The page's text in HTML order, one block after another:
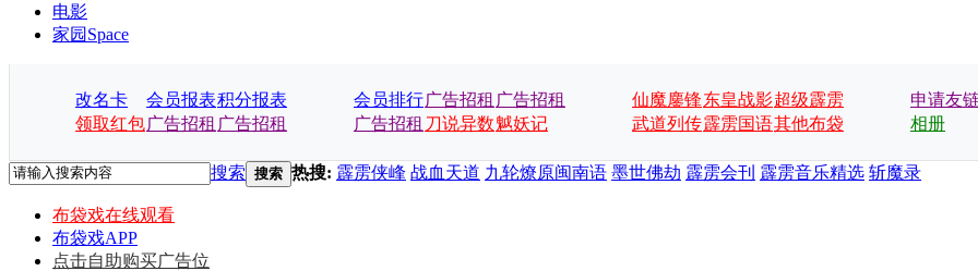
电影
家园 Space
改名卡 会员报表积分报表
领取红包广告招租 广告招租
会员排行广告招租 广告招租
广告招租 刀说异数魆妖记
仙魔鏖锋东皇战影超级霹雳
会
武道列传霹雳国语其他布袋
申请友
相册
搜索 搜索 热搜: 霹雳侠峰 战血天道 九轮燎原闽南语 墨世佛劫 霹雳会刊 霹雳音乐精选 斩魔录
布袋戏在线观看
布袋戏APP
点击自助购买广告位